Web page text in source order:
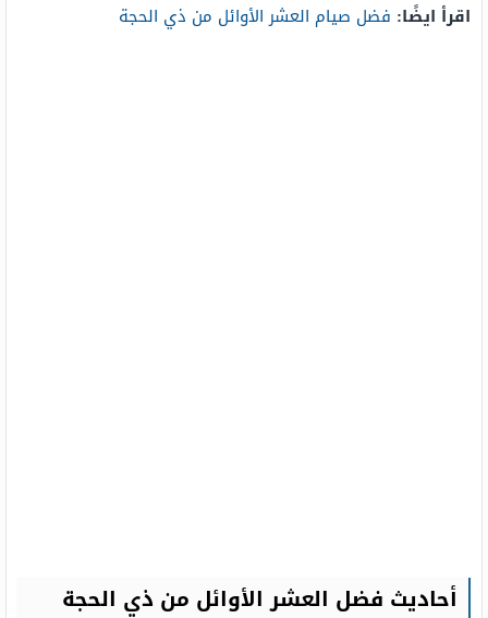
اقرأ ايضًا: فضل صيام العشر الأوائل من ذي الحجة
أحاديث فضل العشر الأوائل من ذي الحجة